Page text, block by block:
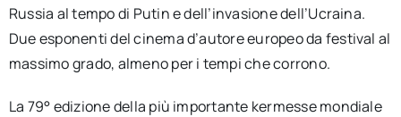
Russia al tempo di Putin e dell’invasione dell’Ucraina.
Due esponenti del cinema d’autore europeo da festival al
massimo grado, almeno per i tempi che corrono.
La 79° edizione della più importante kermesse mondiale